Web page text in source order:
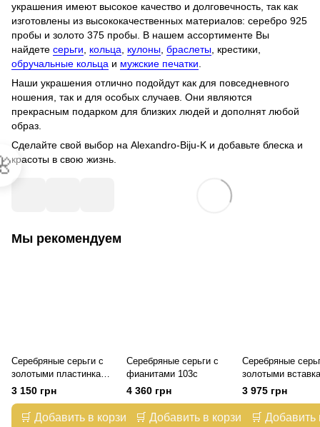
украшения имеют высокое качество и долговечность, так как
изготовлены из высококачественных материалов: серебро 925
пробы и золото 375 пробы. В нашем ассортименте Вы
найдете серьги, кольца, кулоны, браслеты, крестики,
обручальные кольца и мужские печатки.
Наши украшения отлично подойдут как для повседневного
ношения, так и для особых случаев. Они являются
прекрасным подарком для близких людей и дополнят любой
образ.
Сделайте свой выбор на Alexandro-Biju-K и добавьте блеска и
красоты в свою жизнь.
Мы рекомендуем
Серебряные серьги с
золотыми пластинками
и фианитами 097с
3 150 грн
🛒 Добавить в корзину
Серебряные серьги с
фианитами 103с
4 360 грн
🛒 Добавить в корзину
Серебряные
золотыми
022с
3 975 грн
🛒 Добавить